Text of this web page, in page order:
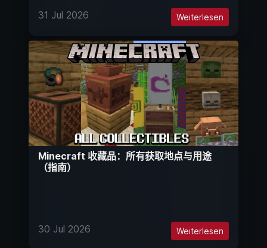
31 Jul 2026 Weiterlesen
Minecraft 收藏品：所有获取地点与用途
（指南）
30 Jul 2026 Weiterlesen